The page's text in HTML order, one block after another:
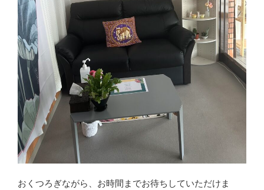
おくつろぎながら、お時間までお待ちしていただけま